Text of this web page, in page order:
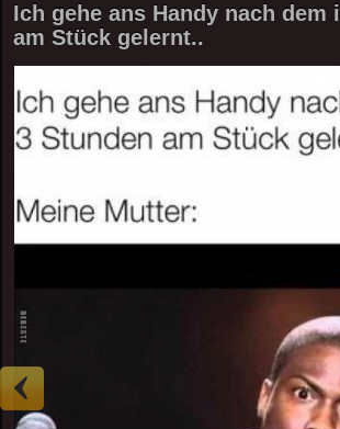
Ich gehe ans Handy nach dem
am Stück gelernt..